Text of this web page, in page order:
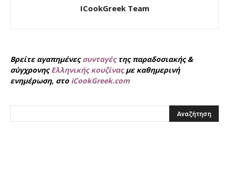
ICookGreek Team
Βρείτε αγαπημένεςσυνταγέςτης παραδοσιακής &
σύγχρονηςΕλληνικής κουζίναςμε καθημερινή
ενημέρωση, στο iCookGreek.com